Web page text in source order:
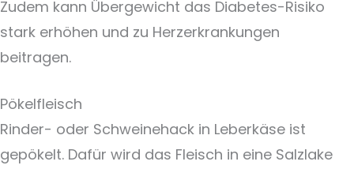
Zudem kann Übergewicht das Diabetes-Risiko
stark erhöhen und zu Herzerkrankungen
beitragen.
Pökelfleisch
Rinder- oder Schweinehack in Leberkäse ist
gepökelt. Dafür wird das Fleisch in eine Salzlake